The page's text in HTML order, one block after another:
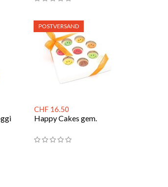
CHF 16.50
Happy Cakes gem.
POSTVERSAND